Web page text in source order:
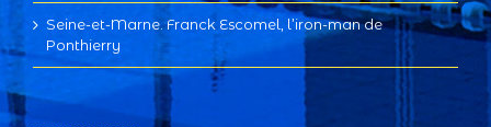
Seine-et-Marne. Franck Escomel, l’iron-man de
Ponthierry